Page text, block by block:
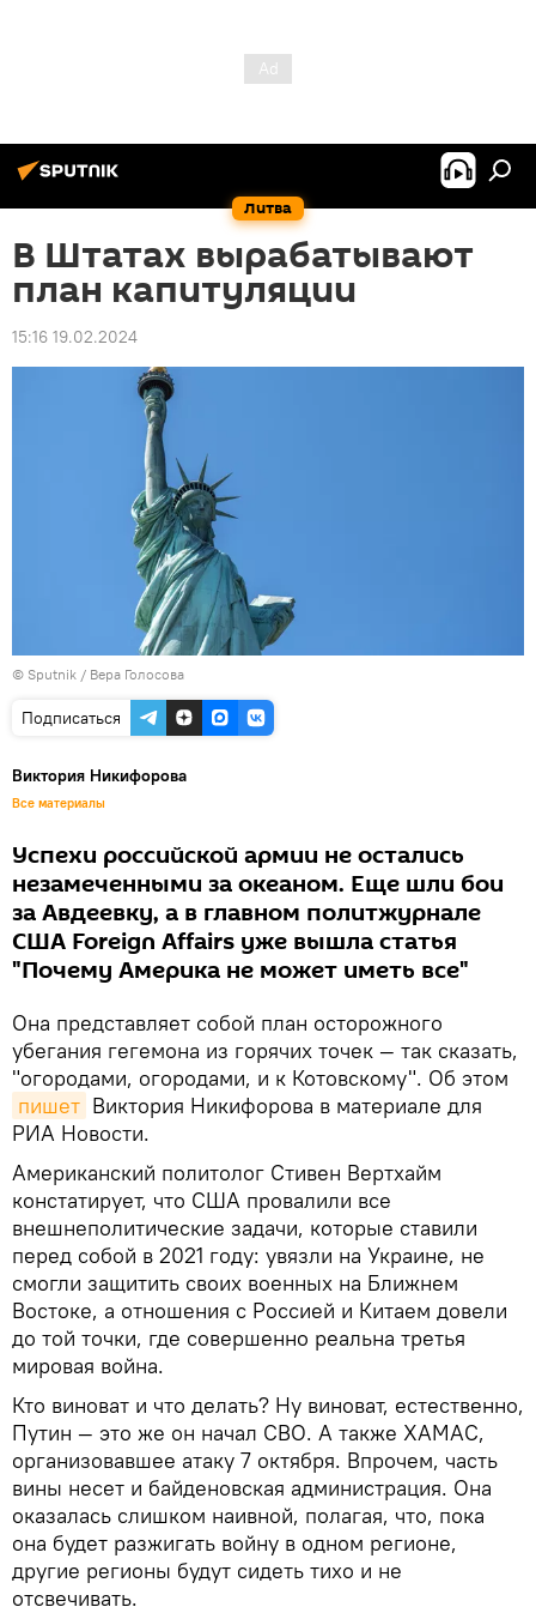
Литва
В Штатах вырабатывают
план капитуляции
15:16 19.02.2024
© Sputnik / Вера Голосова
Подписаться
Виктория Никифорова
Все материалы
Успехи российской армии не остались
незамеченными за океаном. Еще шли бои
за Авдеевку, а в главном политжурнале
США Foreign Affairs уже вышла статья
"Почему Америка не может иметь все"
Она представляет собой план осторожного
убегания гегемона из горячих точек — так сказать,
"огородами, огородами, и к Котовскому". Об этом
пишет Виктория Никифорова в материале для
РИА Новости.
Американский политолог Стивен Вертхайм
констатирует, что США провалили все
внешнеполитические задачи, которые ставили
перед собой в 2021 году: увязли на Украине, не
смогли защитить своих военных на Ближнем
Востоке, а отношения с Россией и Китаем довели
до той точки, где совершенно реальна третья
мировая война.
Кто виноват и что делать? Ну виноват, естественно,
Путин — это же он начал СВО. А также ХАМАС,
организовавшее атаку 7 октября. Впрочем, часть
вины несет и байденовская администрация. Она
оказалась слишком наивной, полагая, что, пока
она будет разжигать войну в одном регионе,
другие регионы будут сидеть тихо и не
отсвечивать.